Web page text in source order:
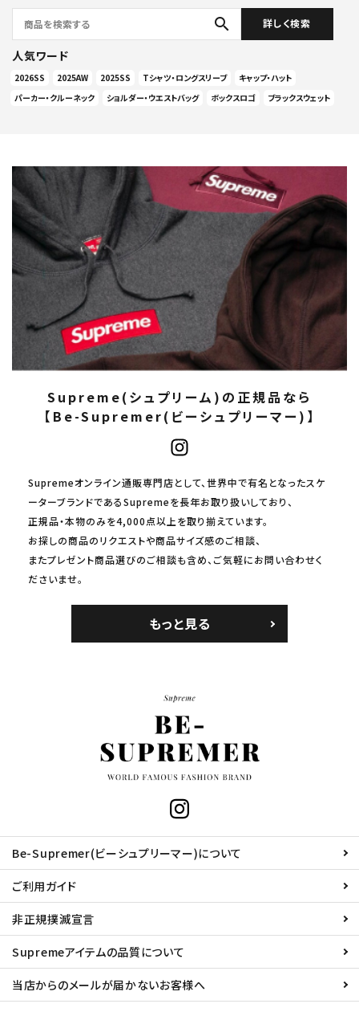
search 詳しく検索
人気ワード
2026SS 2025AW 2025SS Tシャツ・ロングスリーブ
キャップ・ハット
パーカー・クルーネック
ショルダー・ウエストバッグ ボックスロゴ ブラックスウェット
Supreme(シュプリーム)の正規品なら
【Be-Supremer(ビーシュプリーマー)】
Supremeオンライン通販専門店として、世界中で有名となったスケ
ーターブランドであるSupremeを長年お取り扱いしており、
正規品・本物のみを4,000点以上を取り揃えています。
お探しの商品のリクエストや商品サイズ感のご相談、
またプレゼント商品選びのご相談も含め、ご気軽にお問い合わせく
ださいませ。
もっと見る
Be-Supremer(ビーシュプリーマー)について
ご利用ガイド
非正規撲滅宣言
Supremeアイテムの品質について
当店からのメールが届かないお客様へ